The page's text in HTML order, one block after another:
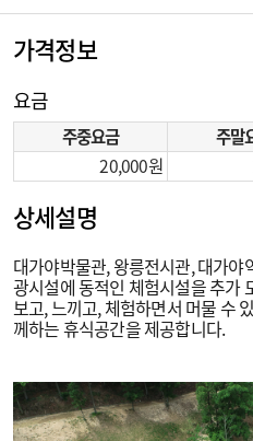
가격정보
요금
주중요금 주말
20,000
상세설명
대가야박물관, 왕릉전시관, 대가
광시설에 동적인 체험시설을 추가
보고, 느끼고, 체험하면서 머물 수
께하는 휴식공간을 제공합니다.